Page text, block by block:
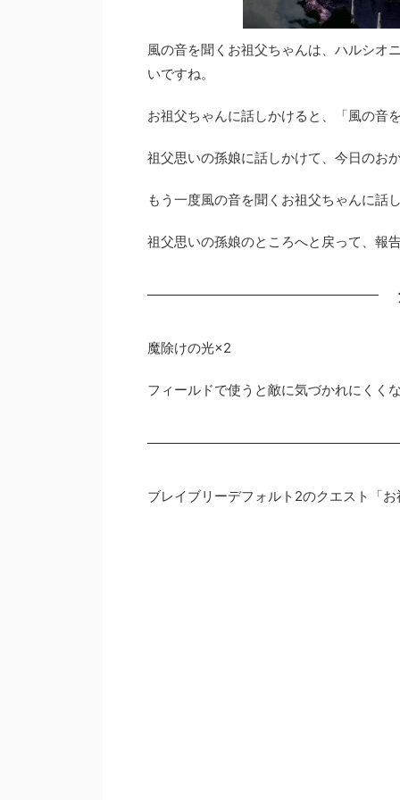
風の音を聞くお祖父ちゃんは、ハルシオ
いですね。
お祖父ちゃんに話しかけると、「風の音
祖父思いの孫娘に話しかけて、今日のお
もう一度風の音を聞くお祖父ちゃんに話
祖父思いの孫娘のところへと戻って、報
魔除けの光×2
フィールドで使うと敵に気づかれにくく
ブレイブリーデフォルト2のクエスト「